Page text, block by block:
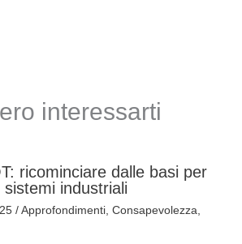
interessarti
ricominciare dalle basi per
industriali
/Approfondimenti, Consapevolezza